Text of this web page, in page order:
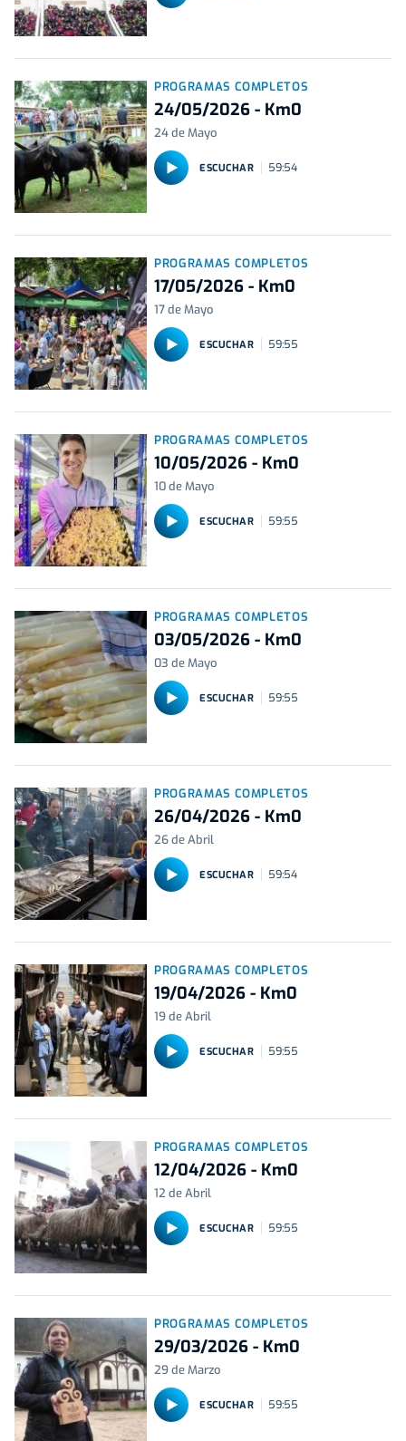
PROGRAMAS COMPLETOS
24/05/2026 - Km0
24 de Mayo
ESCUCHAR 59:54
PROGRAMAS COMPLETOS
17/05/2026 - Km0
17 de Mayo
ESCUCHAR 59:55
PROGRAMAS COMPLETOS
10/05/2026 - Km0
10 de Mayo
ESCUCHAR 59:55
PROGRAMAS COMPLETOS
03/05/2026 - Km0
03 de Mayo
ESCUCHAR 59:55
PROGRAMAS COMPLETOS
26/04/2026 - Km0
26 de Abril
ESCUCHAR 59:54
PROGRAMAS COMPLETOS
19/04/2026 - Km0
19 de Abril
ESCUCHAR 59:55
PROGRAMAS COMPLETOS
12/04/2026 - Km0
12 de Abril
ESCUCHAR 59:55
PROGRAMAS COMPLETOS
29/03/2026 - Km0
29 de Marzo
ESCUCHAR 59:55